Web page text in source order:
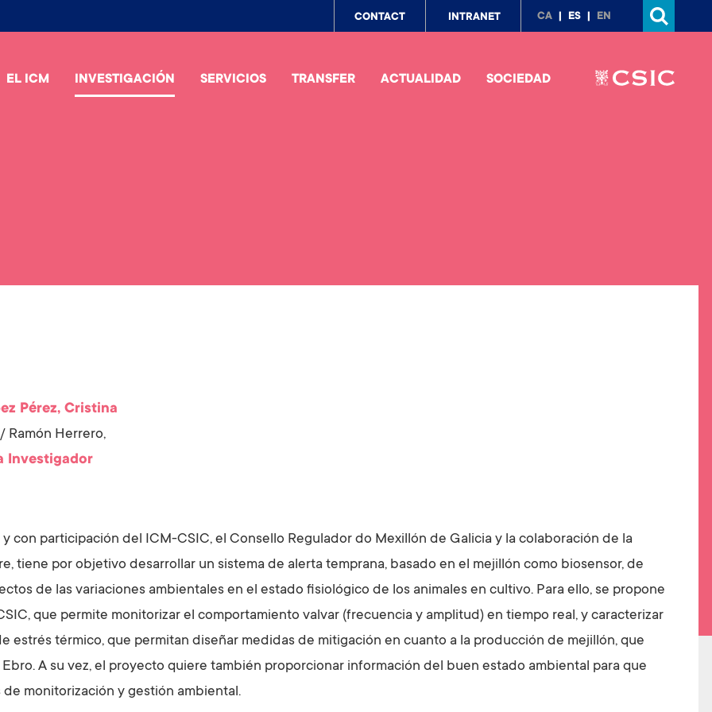
TopCONTACT INTRANET CA ES EN
EL ICM INVESTIGACIÓN SERVICIOS TRANSFER ACTUALIDAD SOCIEDAD
Pérez, Cristina
/ Ramón Herrero,
Investigador
con participación del ICM-CSIC, el Consello Regulador do Mexillón de Galicia y la colaboración de la
tiene por objetivo desarrollar un sistema de alerta temprana, basado en el mejillón como biosensor, de
de las variaciones ambientales en el estado fisiológico de los animales en cultivo. Para ello, se propone
que permite monitorizar el comportamiento valvar (frecuencia y amplitud) en tiempo real, y caracterizar
estrés térmico, que permitan diseñar medidas de mitigación en cuanto a la producción de mejillón, que
A su vez, el proyecto quiere también proporcionar información del buen estado ambiental para que
monitorización y gestión ambiental.